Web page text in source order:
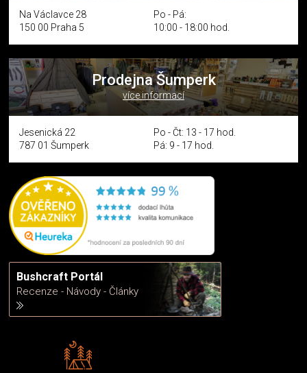
Na Václavce 28
150 00 Praha 5
Po - Pá:
10:00 - 18:00 hod.
Prodejna Šumperk
více informací
Jesenická 22
787 01 Šumperk
Po - Čt: 13 - 17 hod.
Pá: 9 - 17 hod.
Bushcraft Portál
Recenze - Návody - Články